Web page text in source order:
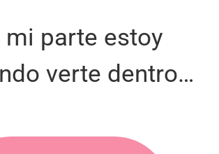
mi parte estoy
verte dentro…